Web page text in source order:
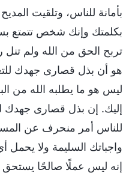
بأمانة للناس، وتلقيت
بكلمتك وإنك شخص تتمتع
تربح الحق من الله ولم تنل
هو أن بذل قصارى جهدك
ليس هو ما يطلبه الله من
إليك. إن بذل قصارى جهدك
للناس أمر منحرف عن
واجباتك السليمة ولا يحمل
إنه ليس عملًا صالحًا يستحق